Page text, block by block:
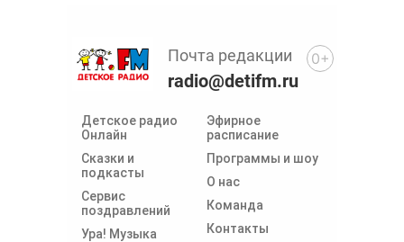
Детское радио
Онлайн
Сказки и
подкасты
Сервис
поздравлений
Ура! Музыка
Эфирное
расписание
Программы и шоу
О нас
Команда
Контакты
Почта редакции
radio@detifm.ru
0+